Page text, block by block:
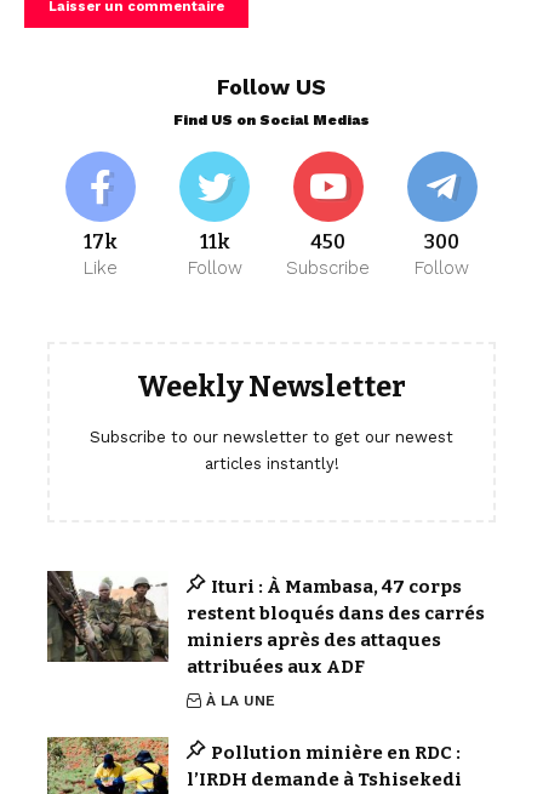
Follow US
Find US on Social Medias
17k
Like
11k
Follow
450
Subscribe
300
Follow
Weekly Newsletter
Subscribe to our newsletter to get our newest
articles instantly!
Ituri : À Mambasa, 47 corps
restent bloqués dans des carrés
miniers après des attaques
attribuées aux ADF
À LA UNE
Pollution minière en RDC :
l’IRDH demande à Tshisekedi